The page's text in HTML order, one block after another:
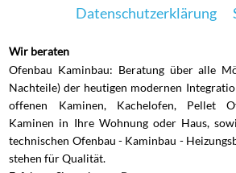
Datenschutzerklärung
Wir beraten
Ofenbau Kaminbau: Beratung über alle
Nachteile) der heutigen modernen
offenen Kaminen, Kachelofen, Pellet
Kaminen in Ihre Wohnung oder Haus,
technischen Ofenbau - Kaminbau -
stehen für Qualität.